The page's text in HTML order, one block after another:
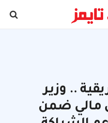
.. وزير
مالي ضمن